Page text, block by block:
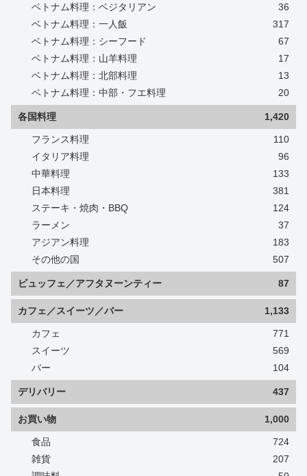
ベトナム料理：ベジタリアン
36
ベトナム料理：一人飯
317
ベトナム料理：シーフード
67
ベトナム料理：山羊料理
17
ベトナム料理：北部料理
13
ベトナム料理：中部・フエ料理
20
各国料理 1,420
フランス料理
110
イタリア料理
96
中華料理
133
日本料理
381
ステーキ・焼肉・BBQ
124
ラーメン
37
アジアン料理
183
その他の国
507
ビュッフェ／アフタヌーンティー 87
カフェ／スイーツ／バー 1,133
カフェ
771
スイーツ
569
バー
104
デリバリー 437
お買い物 1,000
食品
724
雑貨
207